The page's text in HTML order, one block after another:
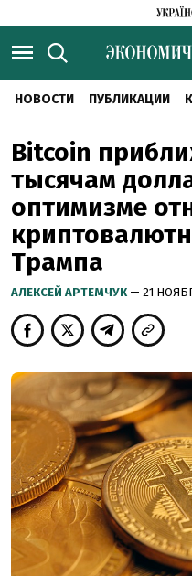
НОВОСТИ ПУБЛИКАЦИИ
Bitcoin
тысячам
оптимизме
Трампа
АЛЕКСЕЙ АРТЕМЧУК — 21